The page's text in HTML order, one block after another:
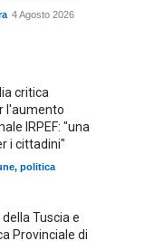
4 Agosto 2026
critica
l'aumento
IRPEF: "una
i cittadini"
, politica
Tuscia e
Provinciale di